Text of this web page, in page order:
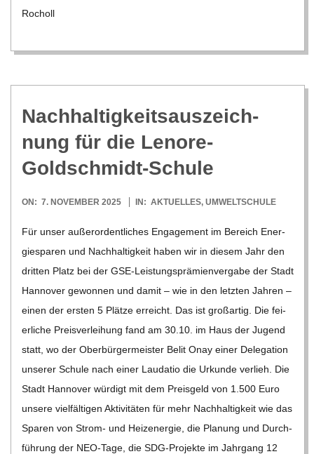
Rocholl
Nach­hal­tig­keits­aus­zeich­
nung für die Lenore-
Goldschmidt-Schule
2025-
ON: 7. NOVEMBER 2025 IN: AKTUELLES, UMWELTSCHULE
Für unser außer­or­dent­li­ches Enga­ge­ment im Bereich Ener­
gie­spa­ren und Nach­hal­tig­keit haben wir in die­sem Jahr den
drit­ten Platz bei der GSE-Leis­­tungs­­prä­­mi­en­­ver­­­gabe der Stadt
Han­no­ver gewon­nen und damit – wie in den letz­ten Jah­ren –
einen der ers­ten 5 Plätze erreicht. Das ist groß­ar­tig. Die fei­
er­li­che Preis­ver­lei­hung fand am 30.10. im Haus der Jugend
statt, wo der Ober­bür­ger­meis­ter Belit Onay einer Dele­ga­tion
unse­rer Schule nach einer Lau­da­tio die Urkunde ver­lieh. Die
Stadt Han­no­ver wür­digt mit dem Preis­geld von 1.500 Euro
unsere viel­fäl­ti­gen Akti­vi­tä­ten für mehr Nach­hal­tig­keit wie das
Spa­ren von Strom- und Heiz­ener­gie, die Pla­nung und Durch­
füh­rung der NEO-Tage, die SDG-Pro­­jekte im Jahr­gang 12